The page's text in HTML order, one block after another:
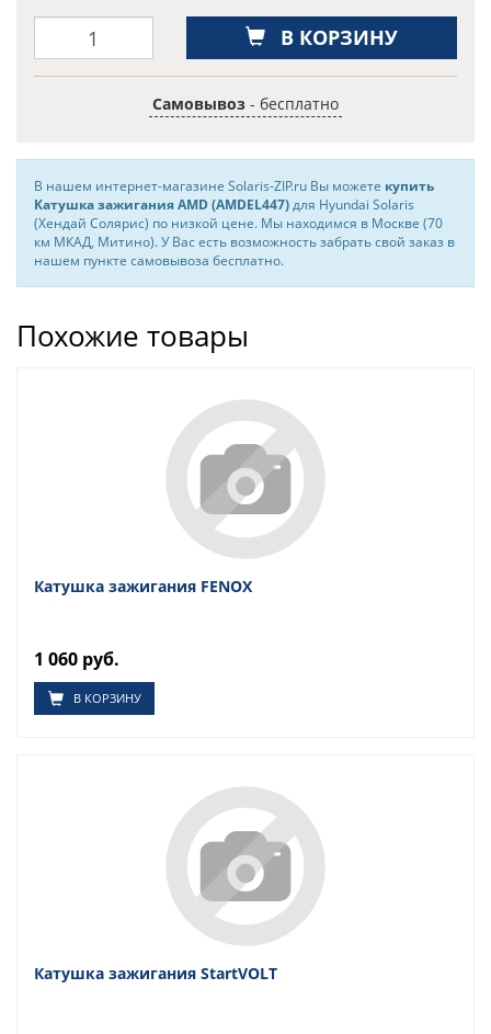
В КОРЗИНУ
Самовывоз - бесплатно
В нашем интернет-магазине Solaris-ZIP.ru Вы можете купить
Катушка зажигания AMD (AMDEL447)для Hyundai Solaris
(Хендай Солярис) по низкой цене. Мы находимся в Москве (70
км МКАД, Митино). У Вас есть возможность забрать свой заказ в
нашем пункте самовывоза бесплатно.
Похожие товары
Катушка зажигания FENOX
1 060 руб.
В КОРЗИНУ
Катушка зажигания StartVOLT